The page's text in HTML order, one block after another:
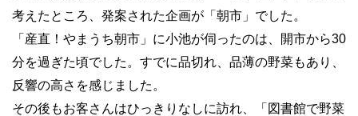
考えたところ、発案された企画が「朝市」でした。
「産直！やまうち朝市」に小池が伺ったのは、開市から30
分を過ぎた頃でした。すでに品切れ、品薄の野菜もあり、
反響の高さを感じました。
その後もお客さんはひっきりなしに訪れ、「図書館で野菜